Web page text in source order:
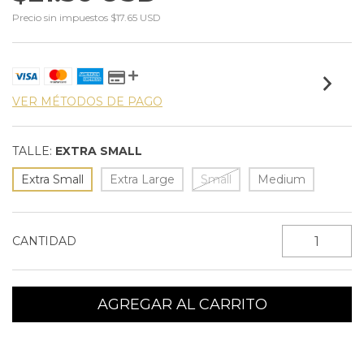
Precio sin impuestos $17.65 USD
VER MÉTODOS DE PAGO
TALLE: EXTRA SMALL
Extra Small
Extra Large Small Medium
CANTIDAD